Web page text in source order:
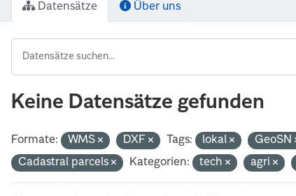
Datensätze Über uns
Keine Datensätze gefunden
Formate: WMS DXF Tags: lokal
GeoSN
Cadastral parcels
Kategorien: tech agri